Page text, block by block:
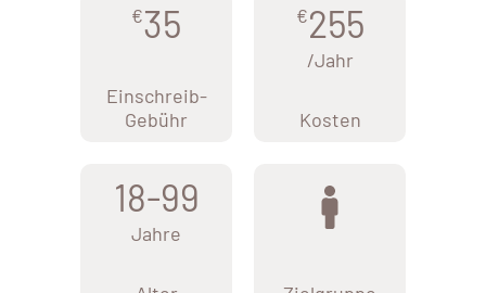
€35
Einschreib-
Gebühr
€255
/Jahr
Kosten
18-99
Jahre